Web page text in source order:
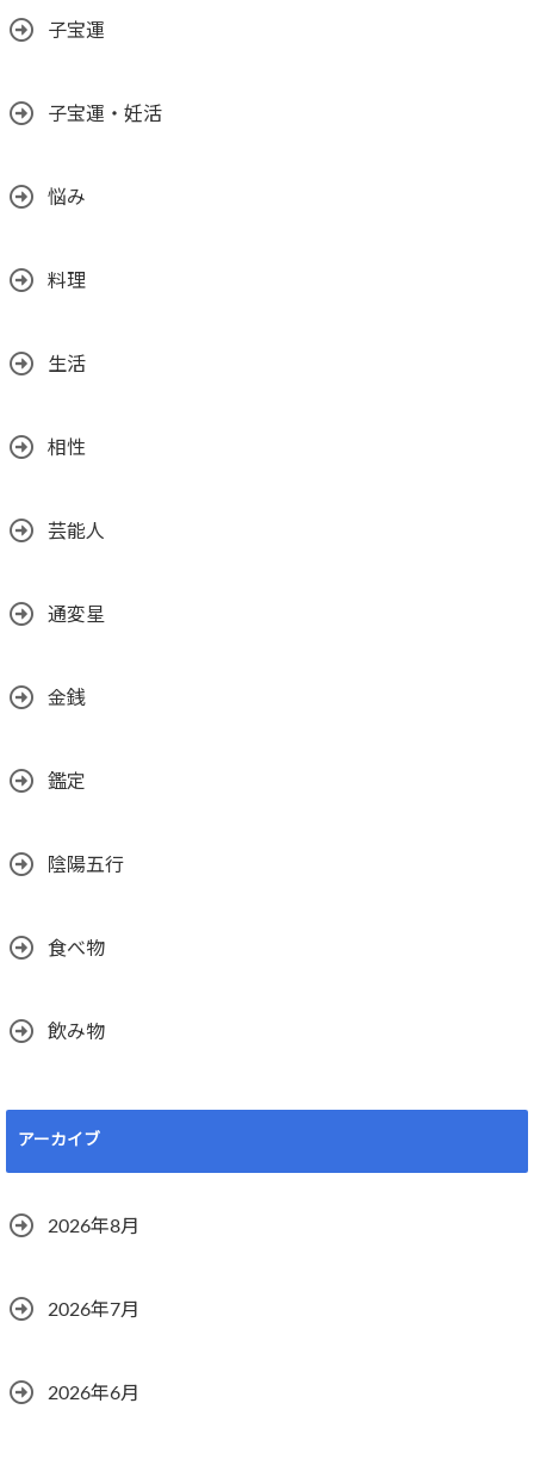
子宝運
子宝運・妊活
悩み
料理
生活
相性
芸能人
通変星
金銭
鑑定
陰陽五行
食べ物
飲み物
アーカイブ
2026年8月
2026年7月
2026年6月